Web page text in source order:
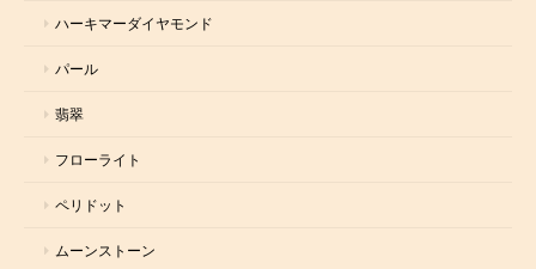
ハーキマーダイヤモンド
パール
翡翠
フローライト
ペリドット
ムーンストーン